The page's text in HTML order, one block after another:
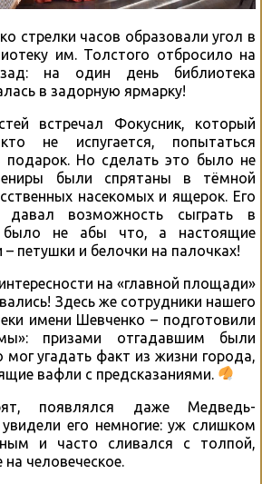
стрелки часов образовали угол в
им. Толстого отбросило на
на один день библиотека
в задорную ярмарку!
встречал Фокусник, который
не испугается, попытаться
подарок. Но сделать это было не
были спрятаны в тёмной
насекомых и ящерок. Его
давал возможность сыграть в
было не абы что, а настоящие
– петушки и белочки на палочках!
на «главной площади»
Здесь же сотрудники нашего
имени Шевченко – подготовили
призами отгадавшим были
угадать факт из жизни города,
вафли с предсказаниями.
появлялся даже Медведь-
его немногие: уж слишком
и часто сливался с толпой,
человеческое.